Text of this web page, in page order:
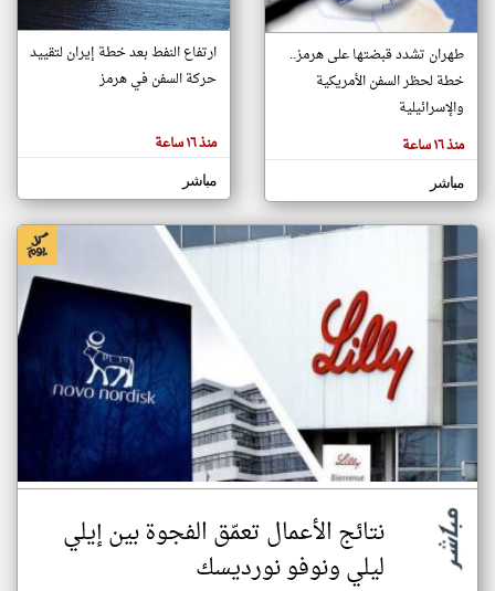
تغيير الدولة
اخبار الإمارات على مدار الساعة
أهم اخبار الإمارات العاجلة والمباشرة
المقالات
هنا عن
وجهة
نظر
كاتبيها.
طهران تشدد قبضتها على هرمز..
خطة لحظر السفن الأمريكية
والإسرائيلية
منذ ١٦ ساعة
مباشر
ارتفاع النفط بعد خطة إيران لتقييد
حركة السفن في هرمز
منذ ١٦ ساعة
مباشر
نتائج الأعمال تعمّق الفجوة بين إيلي
ليلي ونوفو نورديسك
klyoum.com